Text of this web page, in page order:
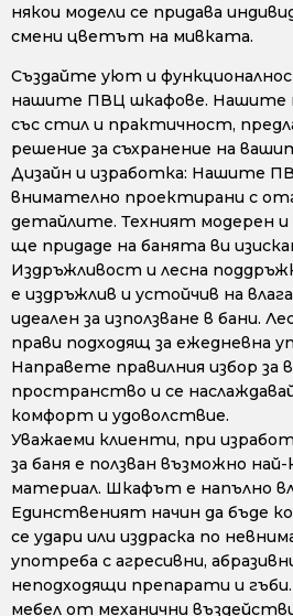
някои модели се придава
смени цветът на мивката.
Създайте уют и
нашите ПВЦ шкафове. Нашите
със стил и практичност,
решение за съхранение на
Дизайн и изработка: Нашите
внимателно проектирани с
детайлите. Техният модерен
ще придаде на банята ви
Издръжливост и лесна
е издръжлив и устойчив на
идеален за използване в бани.
прави подходящ за ежедневна
Направете правилния избор за
пространство и се
комфорт и удоволствие.
Уважаеми клиенти, при
за баня е ползван възможно
материал. Шкафът е напълно
Единственият начин да бъде
се удари или издраска по
употреба с агресивни,
неподходящи препарати и
мебел от механични